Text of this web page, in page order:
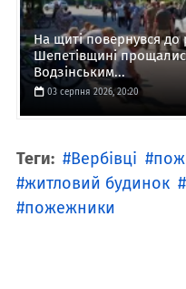
На щиті повернувся до
Шепетівщині
Водзінським...
03 серпня 2026, 20:20
Теги: Вербівці
житловий будинок
пожежники